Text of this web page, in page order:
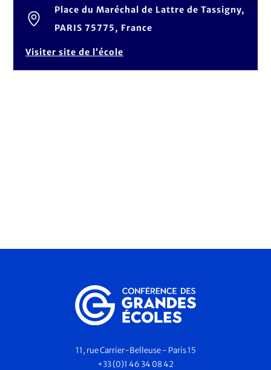
Place du Maréchal de Lattre de Tassigny,
PARIS 75775, France
Visiter site de l’école
11, rue Carrier-Belleuse - Paris 15
+33 (0)1 46 34 08 42